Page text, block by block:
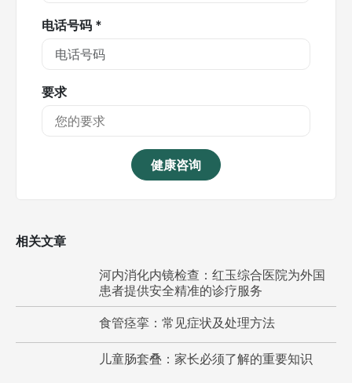
电话号码 *
要求
健康咨询
相关文章
河内消化内镜检查：红玉综合医院为外国
患者提供安全精准的诊疗服务
食管痉挛：常见症状及处理方法
儿童肠套叠：家长必须了解的重要知识